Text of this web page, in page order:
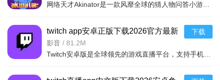
twitch app安卓正版下载2026官方最新
版v30.6.0安卓最新版
影音 / 81.2M
下载